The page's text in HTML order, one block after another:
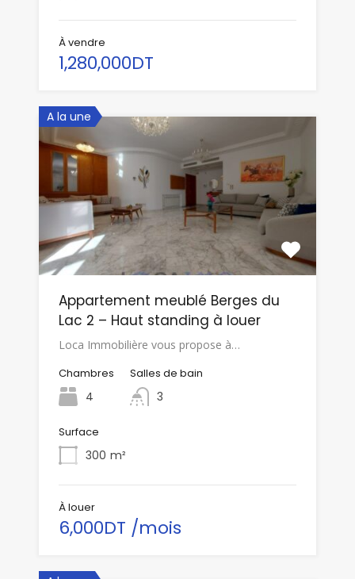
À vendre
1,280,000DT
A la une
Appartement meublé Berges du
Lac 2 – Haut standing à louer
Loca Immobilière vous propose à…
Chambres
4
Salles de bain
3
Surface
300 m²
À louer
6,000DT /mois